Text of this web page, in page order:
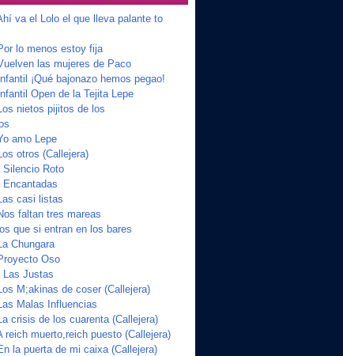
va el Lolo el que lleva palante to
lo menos estoy fija
las mujeres de Paco
¡Qué bajonazo hemos pegao!
Open de la Tejita Lepe
nietos pijitos de los
amo Lepe
otros (Callejera)
Silencio Roto
Encantadas
casi listas
faltan tres mareas
que si entran en los bares
Chungara
Oso
Las Justas
M;akinas de coser (Callejera)
Malas Influencias
crisis de los cuarenta (Callejera)
reich muerto,reich puesto (Callejera)
la puerta de mi caixa (Callejera)